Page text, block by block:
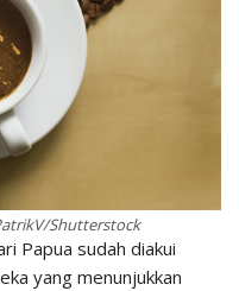
Shutterstock
Papua sudah diakui
yang menunjukkan